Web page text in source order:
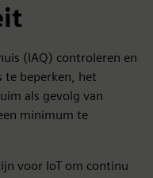
(IAQ) controleren en
te beperken, het
als gevolg van
minimum te
voor IoT om continu